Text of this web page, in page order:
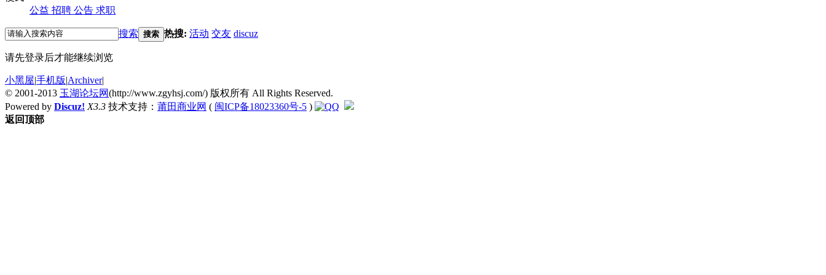
公益 招聘 公告 求职
搜索 搜索 热搜: 活动 交友 discuz
请先登录后才能继续浏览
小黑屋|手机版|Archiver|
© 2001-2013 玉湖论坛网(http://www.zgyhsj.com/) 版权所有 All Rights Reserved.
Powered by Discuz! X3.3 技术支持： 莆田商业网 ( 闽ICP备18023360号-5 )
返回顶部